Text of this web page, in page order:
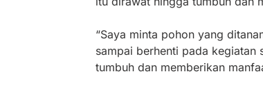
“Saya minta pohon yang
sampai berhenti pada kegiatan
tumbuh dan memberikan